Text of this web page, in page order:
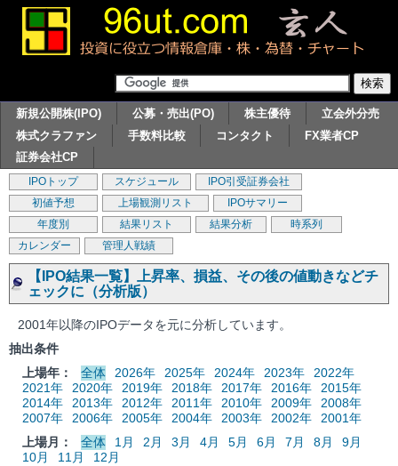
新規公開株(IPO) 公募・売出(PO) 株主優待
立会外分売
株式クラファン
手数料比較 コンタクト
FX業者CP
証券会社CP
IPOトップ スケジュール
IPO引受証券会社
初値予想
上場観測リスト
IPOサマリー
年度別
結果リスト 結果分析
時系列
カレンダー
管理人戦績
【IPO結果一覧】上昇率、損益、その後の値動きなどチ
ェックに（分析版）
2001年以降のIPOデータを元に分析しています。
抽出条件
上場年：
全体 2026年 2025年 2024年 2023年
2022年
2021年
2020年 2019年 2018年 2017年 2016年
2015年
2014年
2013年 2012年 2011年 2010年 2009年
2008年
2007年
2006年 2005年 2004年 2003年 2002年
2001年
上場月：
全体 1月 2月 3月 4月 5月 6月 7月 8月
9月
10月
11月
12月